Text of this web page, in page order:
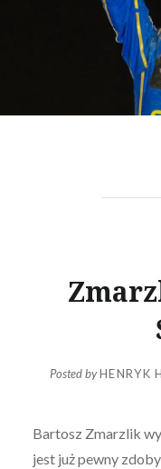
Posted byHENRYK
Bartosz Zmarzlik
jest już pewny